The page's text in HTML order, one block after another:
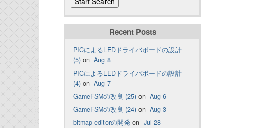
Recent Posts
PICによるLEDドライバボードの設計
(5) on Aug 8
PICによるLEDドライバボードの設計
(4) on Aug 7
GameFSMの改良 (25) on Aug 6
GameFSMの改良 (24) on Aug 3
bitmap editorの開発 on Jul 28